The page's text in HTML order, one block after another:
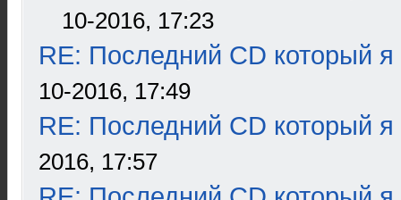
10-2016, 17:23
RE: Последний CD который я
10-2016, 17:49
RE: Последний CD который я
2016, 17:57